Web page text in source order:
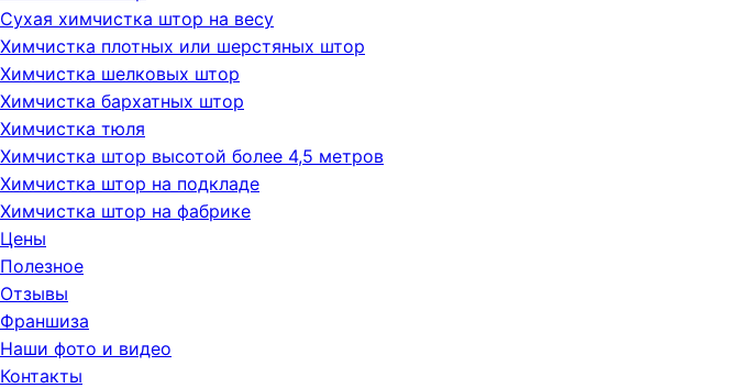
Сухая химчистка штор на весу
Химчистка плотных или шерстяных штор
Химчистка шелковых штор
Химчистка бархатных штор
Химчистка тюля
Химчистка штор высотой более 4,5 метров
Химчистка штор на подкладе
Химчистка штор на фабрике
Цены
Полезное
Отзывы
Франшиза
Наши фото и видео
Контакты